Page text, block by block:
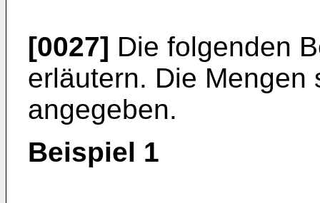
[0027] Die folgenden
erläutern. Die Mengen
angegeben.
Beispiel 1